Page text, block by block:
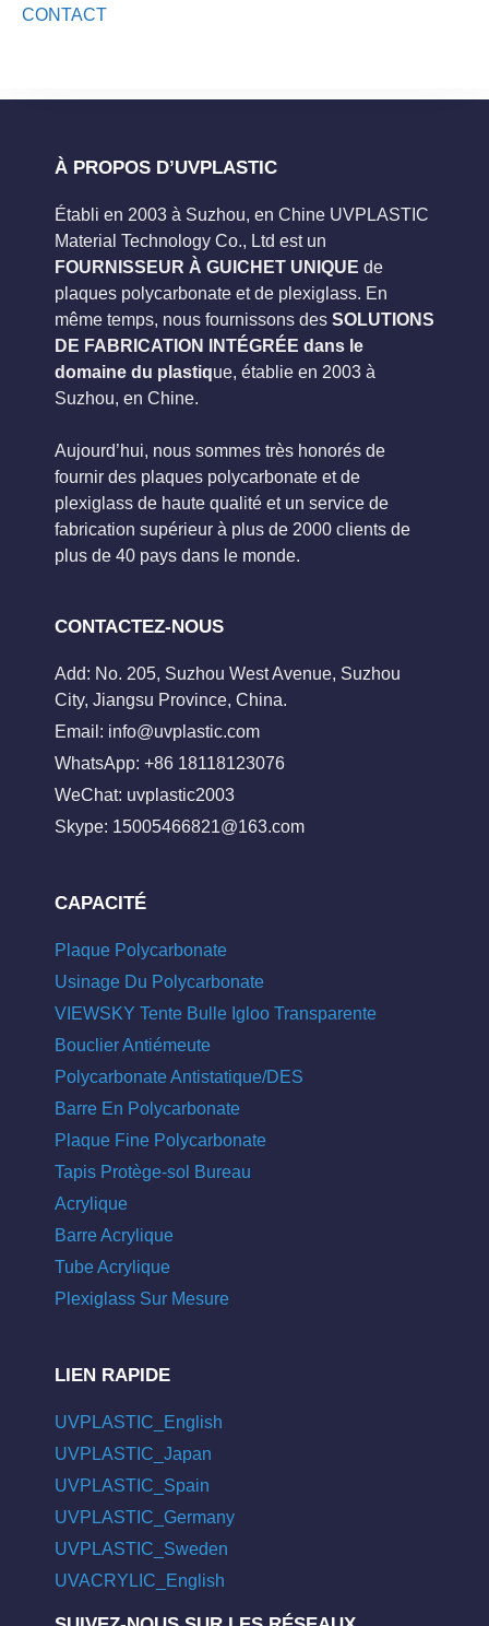
CONTACT
À PROPOS D’UVPLASTIC
Établi en 2003 à Suzhou, en Chine UVPLASTIC
Material Technology Co., Ltd est un
FOURNISSEUR À GUICHET UNIQUE de
plaques polycarbonate et de plexiglass. En
même temps, nous fournissons des SOLUTIONS
DE FABRICATION INTÉGRÉE dans le
domaine du plastique, établie en 2003 à
Suzhou, en Chine.
Aujourd’hui, nous sommes très honorés de
fournir des plaques polycarbonate et de
plexiglass de haute qualité et un service de
fabrication supérieur à plus de 2000 clients de
plus de 40 pays dans le monde.
CONTACTEZ-NOUS
Add: No. 205, Suzhou West Avenue, Suzhou
City, Jiangsu Province, China.
Email: info@uvplastic.com
WhatsApp: +86 18118123076
WeChat: uvplastic2003
Skype: 15005466821@163.com
CAPACITÉ
Plaque Polycarbonate
Usinage Du Polycarbonate
VIEWSKY Tente Bulle Igloo Transparente
Bouclier Antiémeute
Polycarbonate Antistatique/DES
Barre En Polycarbonate
Plaque Fine Polycarbonate
Tapis Protège-sol Bureau
Acrylique
Barre Acrylique
Tube Acrylique
Plexiglass Sur Mesure
LIEN RAPIDE
UVPLASTIC_English
UVPLASTIC_Japan
UVPLASTIC_Spain
UVPLASTIC_Germany
UVPLASTIC_Sweden
UVACRYLIC_English